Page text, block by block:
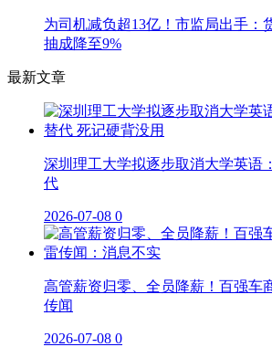
为司机减负超13亿！市监局出手：
抽成降至9%
最新文章
深圳理工大学拟逐步取消大学英语
代
2026-07-08 0
高管薪资归零、全员降薪！百强车
传闻
2026-07-08 0